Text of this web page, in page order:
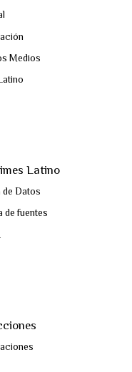
Medios
Latino
Datos
de fuentes